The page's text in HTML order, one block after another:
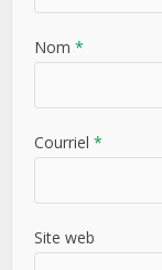
Nom*
Courriel*
Site web